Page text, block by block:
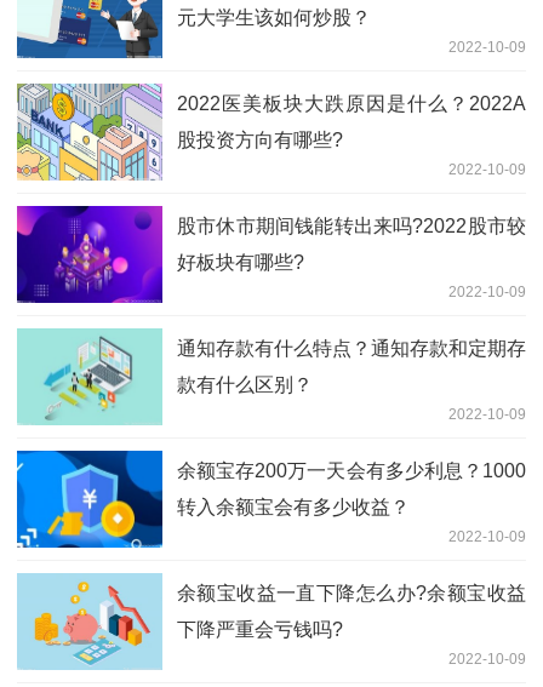
元大学生该如何炒股？
2022-10-09
2022医美板块大跌原因是什么？2022A
股投资方向有哪些?
2022-10-09
股市休市期间钱能转出来吗?2022股市较
好板块有哪些?
2022-10-09
通知存款有什么特点？通知存款和定期存
款有什么区别？
2022-10-09
余额宝存200万一天会有多少利息？1000
转入余额宝会有多少收益？
2022-10-09
余额宝收益一直下降怎么办?余额宝收益
下降严重会亏钱吗?
2022-10-09